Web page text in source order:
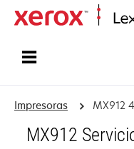
Impresoras MX912
MX912